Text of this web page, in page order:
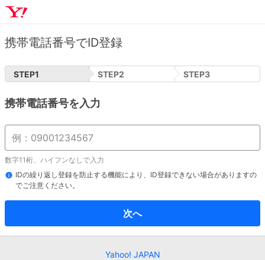
携帯電話番号でID登録
STEP1 STEP2 STEP3
携帯電話番号を入力
数字11桁、ハイフンなしで入力
IDの繰り返し登録を防止する機能により、ID登録できない場合がありますの
でご注意ください。
次へ
Yahoo! JAPAN